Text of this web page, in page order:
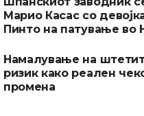
Марио Касас со
Пинто на патување во
Намалување на
ризик како реален
промена